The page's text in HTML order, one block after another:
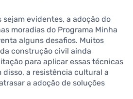
sejam evidentes, a adoção do
moradias do Programa Minha
alguns desafios. Muitos
construção civil ainda
para aplicar essas técnicas
disso, a resistência cultural a
a adoção de soluções